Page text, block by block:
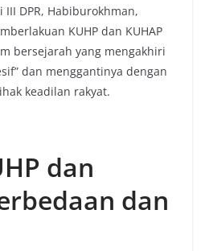
DPR, Habiburokhman,
KUHP dan KUHAP
bersejarah yang mengakhiri
dan menggantinya dengan
keadilan rakyat.
dan
dan